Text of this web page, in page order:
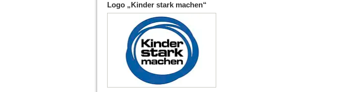
Logo „Kinder stark machen“